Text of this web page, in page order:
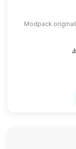
Modpack